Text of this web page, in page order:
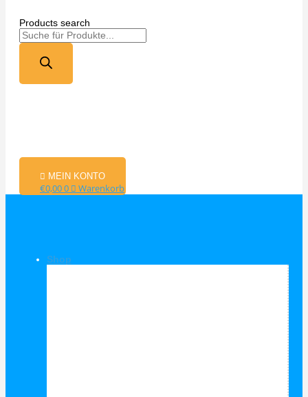
Products search
MEIN KONTO
€0,000 Warenkorb
Shop